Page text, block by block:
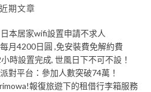
近期文章
本居家wifi設置申請不求人
月4200日圓 ,免安裝費免解約費
時設置完成, 世風日下不可不設！
對平台：參加人數突破74萬！
報復旅遊下的租借行李箱服務